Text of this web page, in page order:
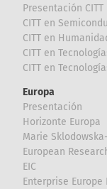
Presentación CITT
CITT en
CITT en
CITT en
CITT en
Europa
Presentación
Horizonte Europa
Marie
European
EIC
Enterprise Europe